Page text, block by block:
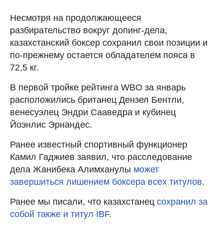
Несмотря на продолжающееся
разбирательство вокруг допинг-дела,
казахстанский боксер сохранил свои позиции и
по-прежнему остается обладателем пояса в
72,5 кг.
В первой тройке рейтинга WBO за январь
расположились британец Дензел Бентли,
венесуэлец Эндри Сааведра и кубинец
Йоэнлис Эрнандес.
Ранее известный спортивный функционер
Камил Гаджиев заявил, что расследование
дела Жанибека Алимханулы может
завершиться лишением боксера всех титулов.
Ранее мы писали, что казахстанец сохранил за
собой также и титул IBF.